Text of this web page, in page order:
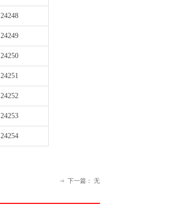
24248
24249
24250
24251
24252
24253
24254
ꁹ 下一篇： 无